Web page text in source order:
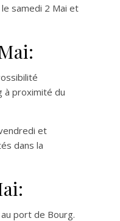
samedi 2 Mai et
à proximité du
et
dans la
port de Bourg.